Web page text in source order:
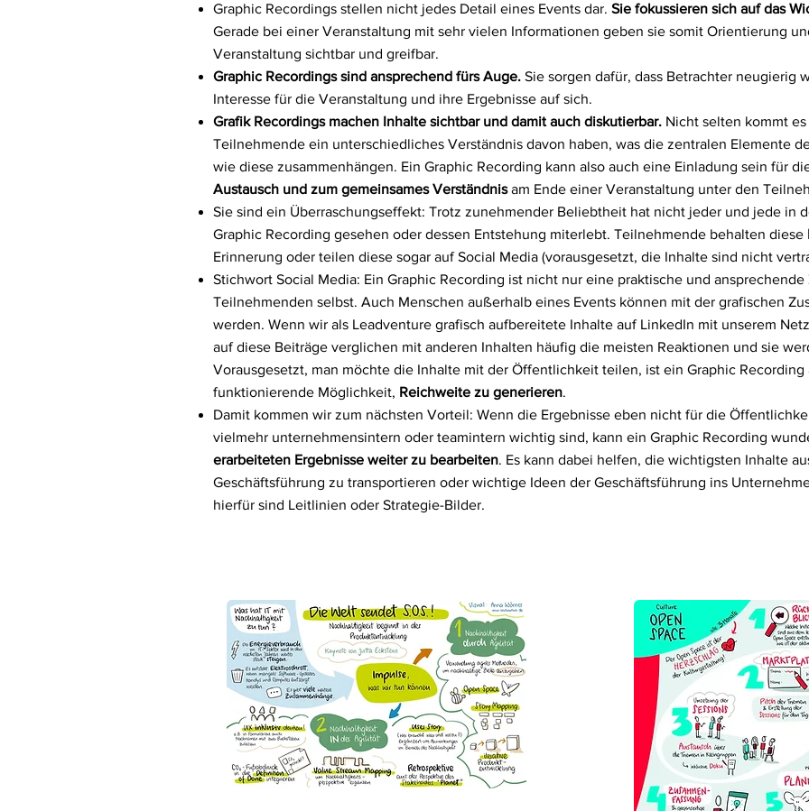
Graphic Recordings stellen nicht jedes Detail eines Events dar. Sie fokussieren sich auf das
Gerade bei einer Veranstaltung mit sehr vielen Informationen geben sie somit Orientierung
Veranstaltung sichtbar und greifbar.
Graphic Recordings sind ansprechend fürs Auge. Sie sorgen dafür, dass Betrachter neugierig
Interesse für die Veranstaltung und ihre Ergebnisse auf sich.
Grafik Recordings machen Inhalte sichtbar und damit auch diskutierbar. Nicht selten kommt
Teilnehmende ein unterschiedliches Verständnis davon haben, was die zentralen Elemente
wie diese zusammenhängen. Ein Graphic Recording kann also auch eine Einladung sein für
Austausch und zum gemeinsames Verständnisam Ende einer Veranstaltung unter den
Sie sind ein Überraschungseffekt: Trotz zunehmender Beliebtheit hat nicht jeder und jede in
Graphic Recording gesehen oder dessen Entstehung miterlebt. Teilnehmende behalten diese
Erinnerung oder teilen diese sogar auf Social Media (vorausgesetzt, die Inhalte sind nicht
Stichwort Social Media: Ein Graphic Recording ist nicht nur eine praktische und
Teilnehmenden selbst. Auch Menschen außerhalb eines Events können mit der grafischen
werden. Wenn wir als Leadventure grafisch aufbereitete Inhalte auf LinkedIn mit unserem
auf diese Beiträge verglichen mit anderen Inhalten häufig die meisten Reaktionen und sie
Vorausgesetzt, man möchte die Inhalte mit der Öffentlichkeit teilen, ist ein Graphic Recording
funktionierende Möglichkeit, Reichweite zu generieren.
Damit kommen wir zum nächsten Vorteil: Wenn die Ergebnisse eben nicht für die
vielmehr unternehmensintern oder teamintern wichtig sind, kann ein Graphic Recording
erarbeiteten Ergebnisse weiter zu bearbeiten. Es kann dabei helfen, die wichtigsten Inhalte
Geschäftsführung zu transportieren oder wichtige Ideen der Geschäftsführung ins
hierfür sind Leitlinien oder Strategie-Bilder.